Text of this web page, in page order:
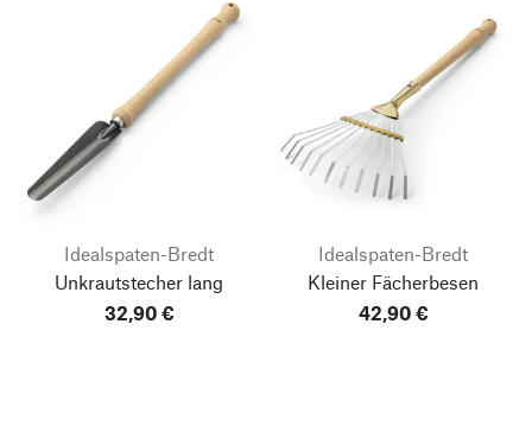
Idealspaten-Bredt
Unkrautstecher lang
32,90 €
Idealspaten-Bredt
Kleiner Fächerbesen
42,90 €